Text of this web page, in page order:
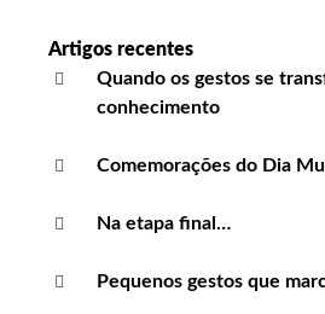
Artigos recentes
Quando os gestos se
conhecimento
Comemorações do Dia
Na etapa final…
Pequenos gestos que